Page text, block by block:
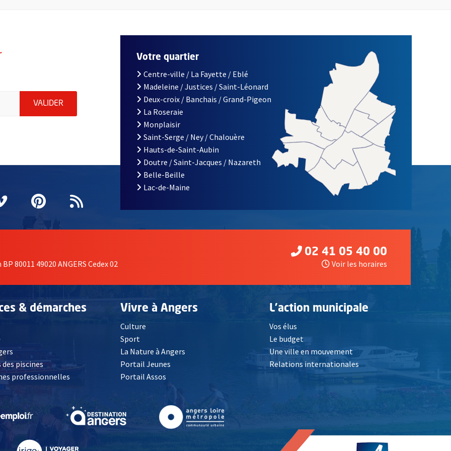
indiquez votre email (champ obligatoire)
VALIDER ENVOYER MA DEMANDE D'INSCRIPTION À LA LETTRE D'INFORMATION DE LA VILLE D'ANGERS
fenêtrefenêtre
une nouvelle fenêtre
Vimeo
, Ouvre une nouvelle fenêtre
Pinterest
, Ouvre une nouvelle fenêtre
Flux RSS
Votre quartier
Centre-ville / La Fayette / Eblé
Madeleine / Justices / Saint-Léonard
Deux-croix / Banchais / Grand-Pigeon
La Roseraie
Monplaisir
Saint-Serge / Ney / Chalouère
Hauts-de-Saint-Aubin
Doutre / Saint-Jacques / Nazareth
Belle-Beille
Lac-de-Maine
80011 49020 ANGERS Cedex 02
02 41 05 40 00
Voir les horaires
& démarches
, Ouvre une nouvelle fenêtre
piscines
professionnelles
Vivre à Angers
Culture
Sport
La Nature à Angers
Portail Jeunes
Portail Assos
L'action municipale
Vos élus
Le budget
Une ville en mouvement
Relations internationales
fenêtre , Ouvre une nouvelle fenêtre , Ouvre une nouvelle fenêtre, Ouvre une nouvelle fenêtre